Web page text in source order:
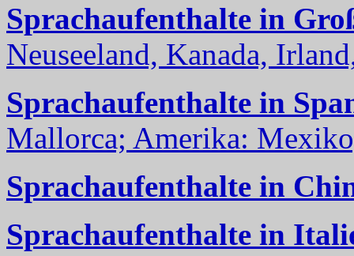
Sprachaufenthalte in
Neuseeland, Kanada,
Sprachaufenthalte in
Mallorca; Amerika:
Sprachaufenthalte in
Sprachaufenthalte in